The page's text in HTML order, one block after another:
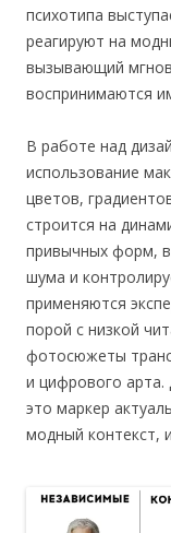
психотипа
реагируют на
вызывающий
воспринимаются
В работе над
использование
цветов,
строится на
привычных форм,
шума и
применяются
порой с низкой
фотосюжеты
и цифрового
это маркер
модный контекст,